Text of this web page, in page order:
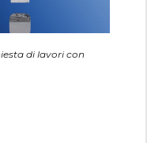
di lavori con